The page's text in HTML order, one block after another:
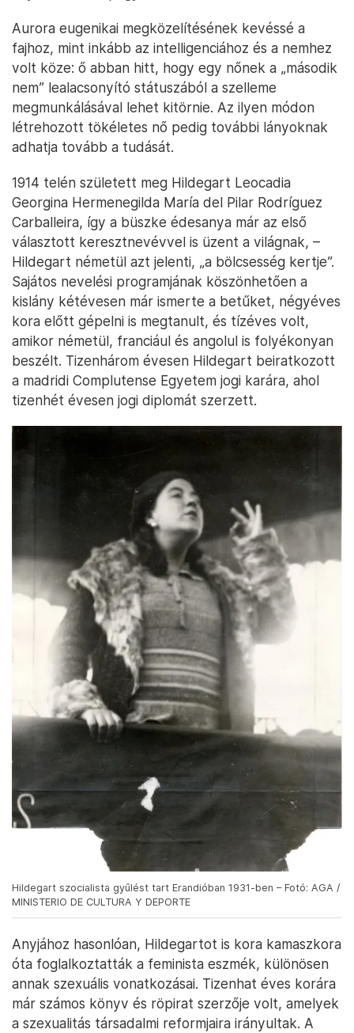
Aurora eugenikai megközelítésének kevéssé a
fajhoz, mint inkább az intelligenciához és a nemhez
volt köze: ő abban hitt, hogy egy nőnek a „második
nem” lealacsonyító státuszából a szelleme
megmunkálásával lehet kitörnie. Az ilyen módon
létrehozott tökéletes nő pedig további lányoknak
adhatja tovább a tudását.
1914 telén született meg Hildegart Leocadia
Georgina Hermenegilda María del Pilar Rodríguez
Carballeira, így a büszke édesanya már az első
választott keresztnevévvel is üzent a világnak, –
Hildegart németül azt jelenti, „a bölcsesség kertje”.
Sajátos nevelési programjának köszönhetően a
kislány kétévesen már ismerte a betűket, négyéves
kora előtt gépelni is megtanult, és tízéves volt,
amikor németül, franciául és angolul is folyékonyan
beszélt. Tizenhárom évesen Hildegart beiratkozott
a madridi Complutense Egyetem jogi karára, ahol
tizenhét évesen jogi diplomát szerzett.
Hildegart szocialista gyűlést tart Erandióban 1931-ben – Fotó: AGA /
MINISTERIO DE CULTURA Y DEPORTE
Anyjához hasonlóan, Hildegartot is kora kamaszkora
óta foglalkoztatták a feminista eszmék, különösen
annak szexuális vonatkozásai. Tizenhat éves korára
már számos könyv és röpirat szerzője volt, amelyek
a szexualitás társadalmi reformjaira irányultak. A